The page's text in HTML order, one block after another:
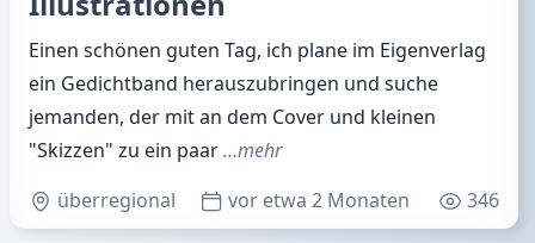
Einen schönen guten Tag, ich plane im Eigenverlag
ein Gedichtband herauszubringen und suche
jemanden, der mit an dem Cover und kleinen
"Skizzen" zu ein paar…mehr
überregional
vor etwa 2 Monaten 346